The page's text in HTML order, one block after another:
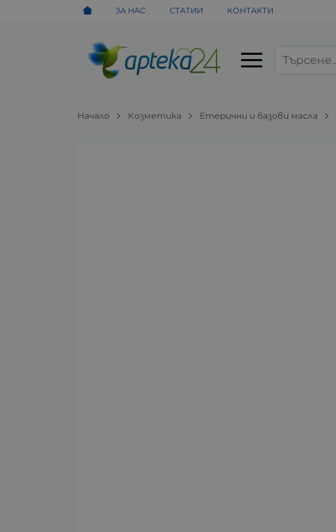
ЗА НАС СТАТИИ КОНТАКТИ
Начало Козметика Етерични и базови масла